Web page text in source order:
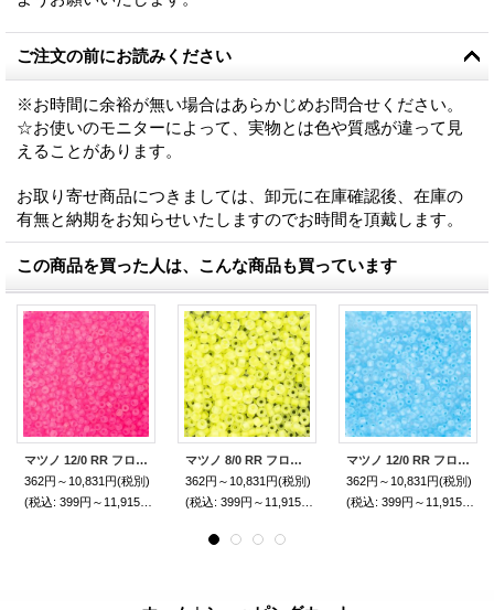
ご注文の前にお読みください
※お時間に余裕が無い場合はあらかじめお問合せください。
☆お使いのモニターによって、実物とは色や質感が違って見
えることがあります。
お取り寄せ商品につきましては、卸元に在庫確認後、在庫の
有無と納期をお知らせいたしますのでお時間を頂戴します。
この商品を買った人は、こんな商品も買っています
マツノ 12/0 RR フロストルミナス
362円～10,831円(税別)
(税込: 399円～11,915円)
マツノ 8/0 RR フロストルミナス
362円～10,831円(税別)
(税込: 399円～11,915円)
マツノ 12/0 RR フロストルミナス
362円～10,831円(税別)
(税込: 399円～11,915円)